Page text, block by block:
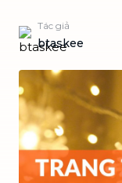
Tác giả
btaskee